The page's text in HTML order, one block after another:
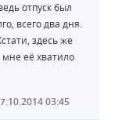
отпуск был
всего два дня.
здесь же
её хватило
03:45